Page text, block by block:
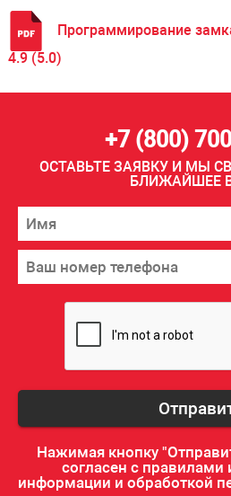
Программирование
4.9 (5.0)
+7 (800)
ОСТАВЬТЕ ЗАЯВКУ И МЫ
БЛИЖАЙШЕЕ
Нажимая кнопку
согласен с правилами
информации и обработкой